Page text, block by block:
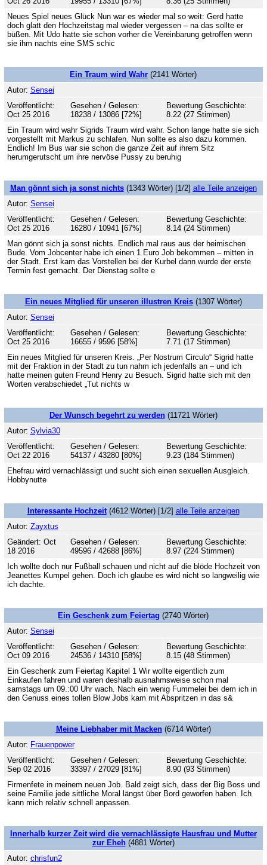
Neues Spiel neues Glück Nun war es wieder mal so weit: Gerd hatte
doch glatt den Hochzeitstag mal wieder vergessen – na das sollte er
büßen. Mit Udo hatte sie schon vorher die Vereinbarung getroffen wenn
sie ihm nachts eine SMS schic
Ein Traum wird Wahr (2141 Wörter)
Autor: Sensei
Veröffentlicht:
Oct 25 2016
Gesehen / Gelesen:
18238 / 13086 [72%]
Bewertung Geschichte:
8.22 (27 Stimmen)
Ein Traum wird wahr Sigrids Traum wird wahr. Schon lange hatte sie sich
vorgestellt mit Markus zu schlafen. Nun sollte es also dazu kommen.
Endlich! Im Bus war sie schon die ganze Zeit auf ihrem Sitz
herumgerutscht um ihre nervöse Pussy zu beruhig
Man gönnt sich ja sonst nichts(1343 Wörter) [1/2] alle Teile anzeigen
Autor: Sensei
Veröffentlicht:
Oct 25 2016
Gesehen / Gelesen:
16280 / 10941 [67%]
Bewertung Geschichte:
8.14 (24 Stimmen)
Man gönnt sich ja sonst nichts. Endlich mal raus aus der heimischen
Bude. Vom Jobcenter habe ich einen 1 Euro Job bekommen – mitten in
der Stadt. Erst kam das Vorstellen bei der Kurbel dann wurde der erste
Termin fest gemacht. Der Dienstag sollte e
Ein neues Mitglied für unseren illustren Kreis(1307 Wörter)
Autor: Sensei
Veröffentlicht:
Oct 25 2016
Gesehen / Gelesen:
16655 / 9596 [58%]
Bewertung Geschichte:
7.71 (17 Stimmen)
Ein neues Mitglied für unseren Kreis. „Per Nostrum Circulo“ Sigrid hatte
mit der Fraktion in der Stadt zu tun nahm ich jedenfalls an – und ich
hatte meinen guten Freund Henry zu Besuch. Sigrid hatte sich mit den
Worten verabschiedet „Tut nichts w
Der Wunsch begehrt zu werden(11721 Wörter)
Autor: Sylvia30
Veröffentlicht:
Oct 22 2016
Gesehen / Gelesen:
54137 / 43280 [80%]
Bewertung Geschichte:
9.23 (184 Stimmen)
Ehefrau wird vernachlässigt und sucht sich einen sexuellen Ausgleich.
Hobbynutte
Interessante Hochzeit(4612 Wörter) [1/2] alle Teile anzeigen
Autor: Zayxtus
Geändert: Oct
18 2016
Gesehen / Gelesen:
49596 / 42688 [86%]
Bewertung Geschichte:
8.97 (224 Stimmen)
Ich wollte doch nur Fußball schauen und nicht auf die blöde Hochzeit von
Jeanettes Kumpel gehen. Doch ich glaube es wird nicht so langweilig wie
ich dachte.
Ein Geschenk zum Feiertag (2740 Wörter)
Autor: Sensei
Veröffentlicht:
Oct 09 2016
Gesehen / Gelesen:
24536 / 14310 [58%]
Bewertung Geschichte:
8.15 (48 Stimmen)
Ein Geschenk zum Feiertag Kapitel 1 Wir wollte eigentlich zum
Einkaufen fahren und waren deshalb ausnahmsweise schon mal
samstags um 09.:00 Uhr wach. Nach ein wenig Fummelei bei dem ich in
den Genuss eines tollen Blow Jobs kam mit Abspritzen in das s&
Meine Liebhaber mit Macken(6714 Wörter)
Autor: Frauenpower
Veröffentlicht:
Sep 02 2016
Gesehen / Gelesen:
33397 / 27029 [81%]
Bewertung Geschichte:
8.90 (93 Stimmen)
Firmenfete in meinem neuen Job. Bald zeigt sich, dass der Big Boss und
seine Familie jede sittliche Moral längst über Bord geworfen haben. Ich
kann mich relativ schnell anpassen.
Innerhalb kurzer Zeit wird die vernachlässigte Hausfrau und Mutter
zur Eheh(4881 Wörter)
Autor: chrisfun2